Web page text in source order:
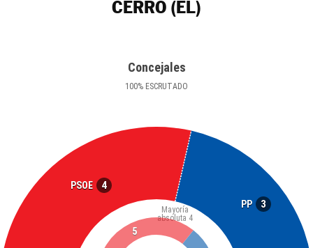
CERRO (EL)
Concejales
100% ESCRUTADO
PSOE 4
PP 3
Mayoría
absoluta 4
5